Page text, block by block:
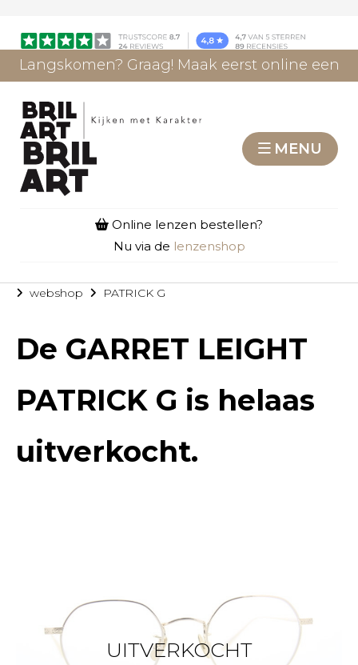
Langskomen? Graag! Maak eerst online een
MENU
Online lenzen bestellen?
Nu via de lenzenshop
webshop PATRICK G
De GARRET LEIGHT
PATRICK G is helaas
uitverkocht.
UITVERKOCHT